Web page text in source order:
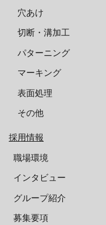
穴あけ
切断・溝加工
パターニング
マーキング
表面処理
その他
採用情報
職場環境
インタビュー
グループ紹介
募集要項